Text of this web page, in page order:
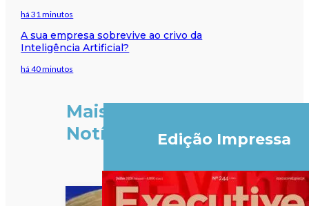
há 31 minutos
A sua empresa sobrevive ao crivo da
Inteligência Artificial?
há 40 minutos
Mais
Notícias
Edição Impressa